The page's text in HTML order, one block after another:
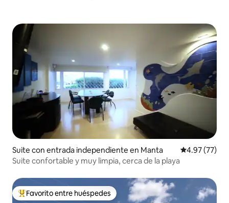
Suite con entrada independiente en Manta Calificación
4.97 (77)
Suite confortable y muy limpia, cerca de la playa
De los mejores en Favorito entre huéspedes
Favorito entre huéspedes